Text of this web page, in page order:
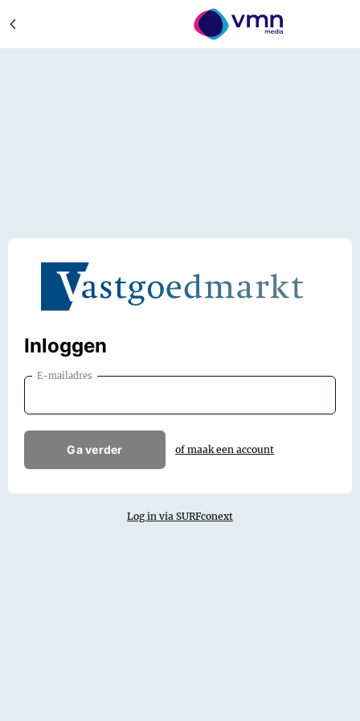
Inloggen
E-mailadres
Ga verder of maak een account
Log in via SURFconext